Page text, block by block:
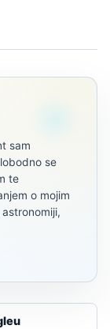
sam
se
te
o mojim